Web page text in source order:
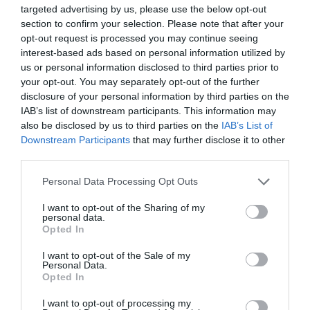
targeted advertising by us, please use the below opt-out
section to confirm your selection. Please note that after your
opt-out request is processed you may continue seeing
interest-based ads based on personal information utilized by
us or personal information disclosed to third parties prior to
your opt-out. You may separately opt-out of the further
disclosure of your personal information by third parties on the
IAB’s list of downstream participants. This information may
also be disclosed by us to third parties on the IAB’s List of
Downstream Participants that may further disclose it to other
Please note that this website/app uses one or more Google
not limited to your visit or usage behaviour. You may click to
grant or deny consent to Google and its third-party tags to
use your data for below specified purposes in below Google
consent section.
Personal Data Processing Opt Outs
I want to opt-out of the Sharing of my
personal data.
Opted In
I want to opt-out of the Sale of my
Personal Data.
Opted In
I want to opt-out of processing my
4. A barátaid melletted állnak
Nemcsak a szerelem az egyetlen lehetőség az emberi
kapcsolatokra. A barátaink is szerves részét képezik
életünknek. Egy barát elvesztése hasonló űrt hagy maga
után bennünk, mint egy szakítás. Természetesen egy
barátság más jellegű, mint egy párkapcsolat, hiányzik
belőle a romantika, és általában nem költözünk össze
egész életünkre egyik barátunkkal sem, de amikor a
magány kerülget, érdemes megkeresned őket. Nyiss
feléjük, engedd nekik, hogy segítsenek átlendülni ezen a
nehézségen.
5. Hozd ki a legjobbat a szingli életedből
Lehet, hogy előre nem tervezted ezt a szakaszt az
életedben, de ha már úgy alakult, hogy egy időre szingli
vagy, használd ki. Ne rágódj a múlton, hanem tedd azt,
amit igazán szeretsz. Kezdj bele egy új hobbiba, vagy térj
elég időd. Keresd meg azokat a barátokat, régi